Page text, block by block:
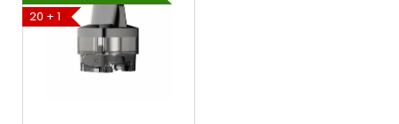
p20 + 1
10ML
11MG